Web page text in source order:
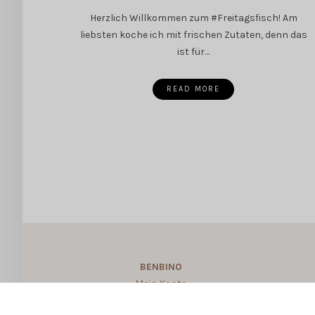
Herzlich Willkommen zum #Freitagsfisch! Am
liebsten koche ich mit frischen Zutaten, denn das
ist für…
READ MORE
BENBINO
Mein Konto